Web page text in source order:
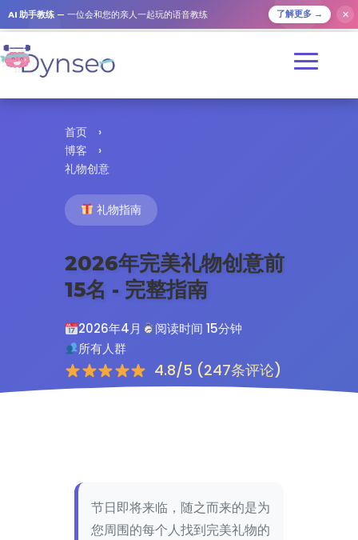
AI 助手教练 — 一位会和您的亲人一起玩的语音教练 了解更多 → ✕
首页
›
博客
›
礼物创意
礼物指南
2026年完美礼物创意前
15名 - 完整指南
2026年4月
阅读时间 15分钟
所有人群
4.8/5 (247条评论)
节日即将来临，随之而来的是为
您周围的每个人找到完美礼物的